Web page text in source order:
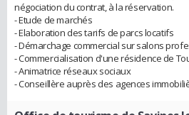
négociation du contrat, à la réservation.
- Etude de marchés
- Elaboration des tarifs de parcs locatifs
- Démarchage commercial sur salons
- Commercialisation d'une résidence de
- Animatrice réseaux sociaux
- Conseillère auprès des agences